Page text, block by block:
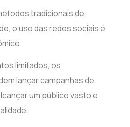
tradicionais de
o uso das redes sociais é
limitados, os
lançar campanhas de
um público vasto e